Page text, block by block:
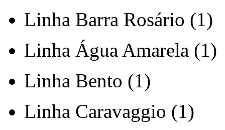
Linha Barra Rosário (1)
Linha Água Amarela (1)
Linha Bento (1)
Linha Caravaggio (1)